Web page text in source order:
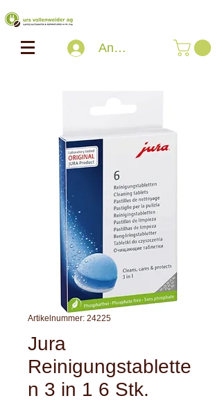
Anmelden
Artikelnummer: 24225
Jura
Reinigungstablette
n 3 in 1 6 Stk.